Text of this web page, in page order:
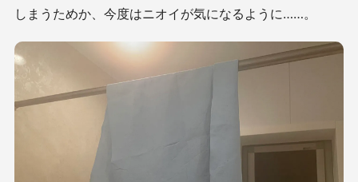
しまうためか、今度はニオイが気になるように……。